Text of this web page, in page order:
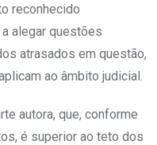
reconhecido
alegar questões
atrasados em questão,
ao âmbito judicial.
autora, que, conforme
é superior ao teto dos